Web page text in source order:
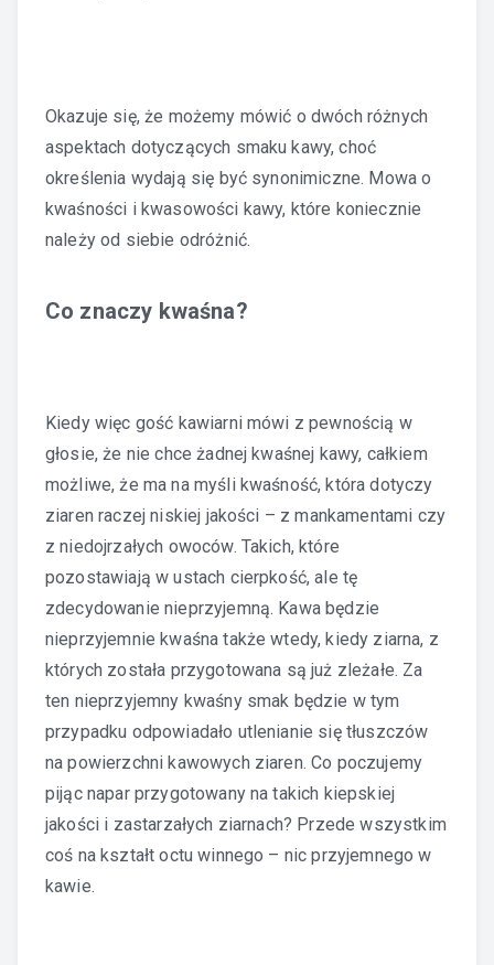
Okazuje się, że możemy mówić o dwóch różnych
aspektach dotyczących smaku kawy, choć
określenia wydają się być synonimiczne. Mowa o
kwaśności i kwasowości kawy, które koniecznie
należy od siebie odróżnić.
Co znaczy kwaśna?
Kiedy więc gość kawiarni mówi z pewnością w
głosie, że nie chce żadnej kwaśnej kawy, całkiem
możliwe, że ma na myśli kwaśność, która dotyczy
ziaren raczej niskiej jakości – z mankamentami czy
z niedojrzałych owoców. Takich, które
pozostawiają w ustach cierpkość, ale tę
zdecydowanie nieprzyjemną. Kawa będzie
nieprzyjemnie kwaśna także wtedy, kiedy ziarna, z
których została przygotowana są już zleżałe. Za
ten nieprzyjemny kwaśny smak będzie w tym
przypadku odpowiadało utlenianie się tłuszczów
na powierzchni kawowych ziaren. Co poczujemy
pijąc napar przygotowany na takich kiepskiej
jakości i zastarzałych ziarnach? Przede wszystkim
coś na kształt octu winnego – nic przyjemnego w
kawie.